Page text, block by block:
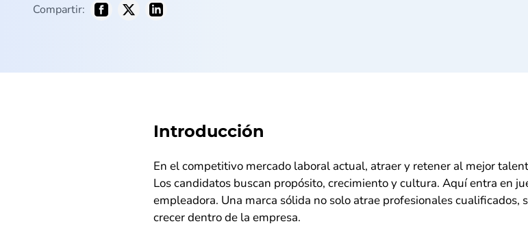
Compartir:
Introducción
En el competitivo mercado laboral actual, atraer y retener al mejor
Los candidatos buscan propósito, crecimiento y cultura. Aquí entra en
empleadora. Una marca sólida no solo atrae profesionales
crecer dentro de la empresa.